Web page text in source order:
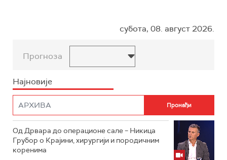
субота, 08. август 2026.
Прогноза
Најновије
Од Дрвара до операционе сале – Никица
Грубор о Крајини, хирургији и породичним
коренима